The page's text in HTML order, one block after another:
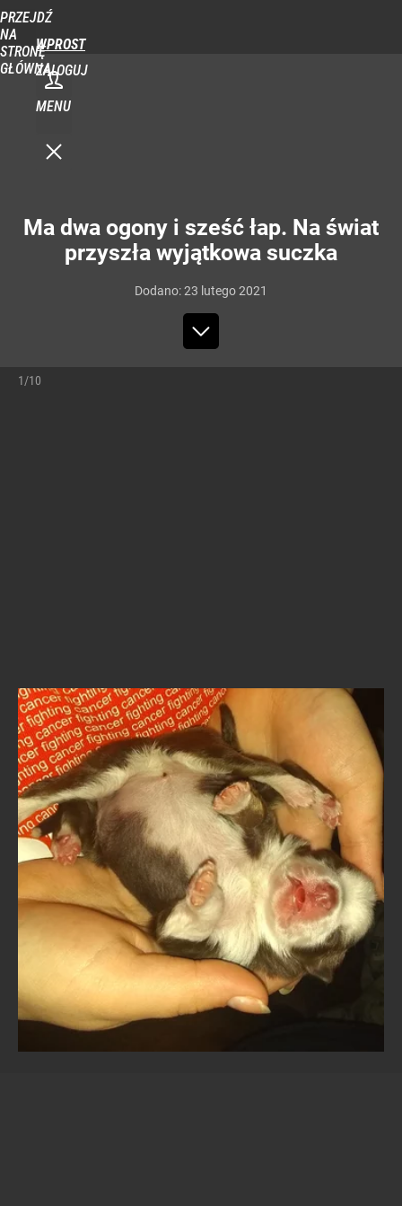
PRZEJDŹ
NA
STRONĘ
GŁÓWNĄ
WPROST
ZALOGUJ
MENU
Ma dwa ogony i sześć łap. Na świat
przyszła wyjątkowa suczka
Dodano:23 lutego2021